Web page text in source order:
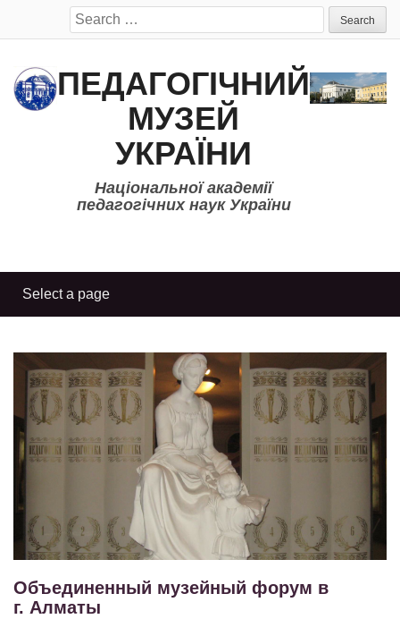
Search
for:
ПЕДАГОГІЧНИЙ
МУЗЕЙ
УКРАЇНИ
Національної академії
педагогічних наук України
Объединенный музейный форум в
г. Алматы